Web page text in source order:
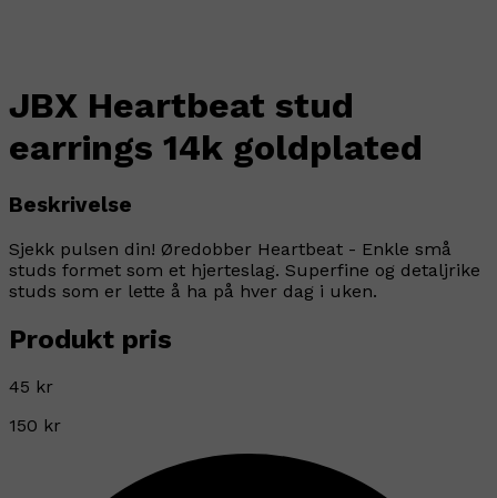
JBX Heartbeat stud
earrings 14k goldplated
Beskrivelse
Sjekk pulsen din! Øredobber Heartbeat - Enkle små
studs formet som et hjerteslag. Superfine og detaljrike
studs som er lette å ha på hver dag i uken.
Produkt pris
45 kr
150 kr